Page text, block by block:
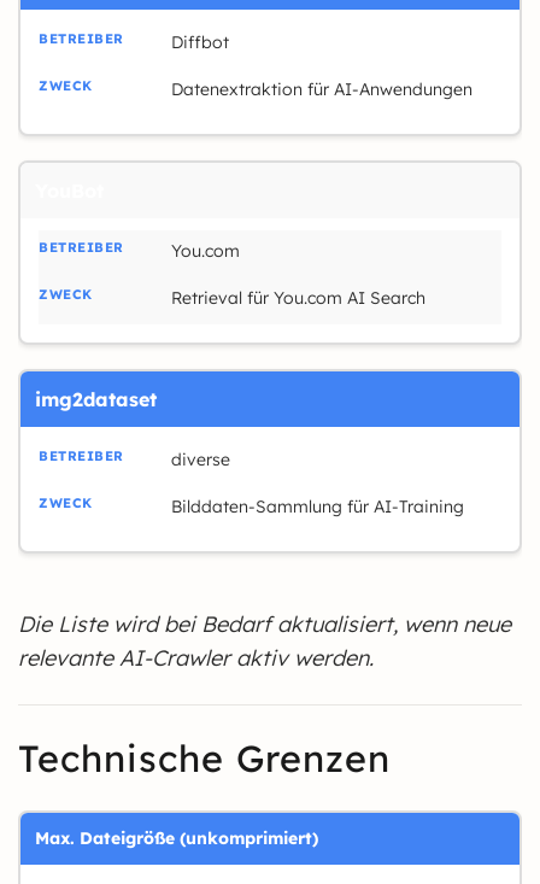
Diffbot
Datenextraktion für AI-Anwendungen
You.com
Retrieval für You.com AI Search
img2dataset
diverse
Bilddaten-Sammlung für AI-Training
Die Liste wird bei Bedarf aktualisiert, wenn neue
relevante AI-Crawler aktiv werden.
Technische Grenzen
Max. Dateigröße (unkomprimiert)